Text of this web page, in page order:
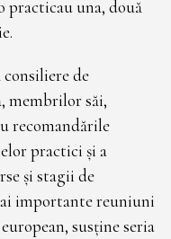
una, două
de
membrilor săi,
recomandările
practici și a
și stagii de
importante reuniuni
susține seria